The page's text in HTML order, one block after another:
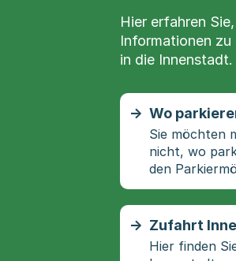
Hier erfahren
Informationen
in die Innenstadt.
Wo
Sie möchten
nicht, wo
den
Zufahrt
Hier finden